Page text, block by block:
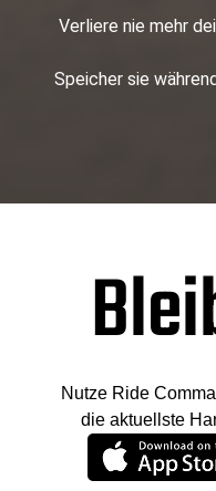
Verliere nie mehr
Speicher sie
Nutze Ride
die aktuellste